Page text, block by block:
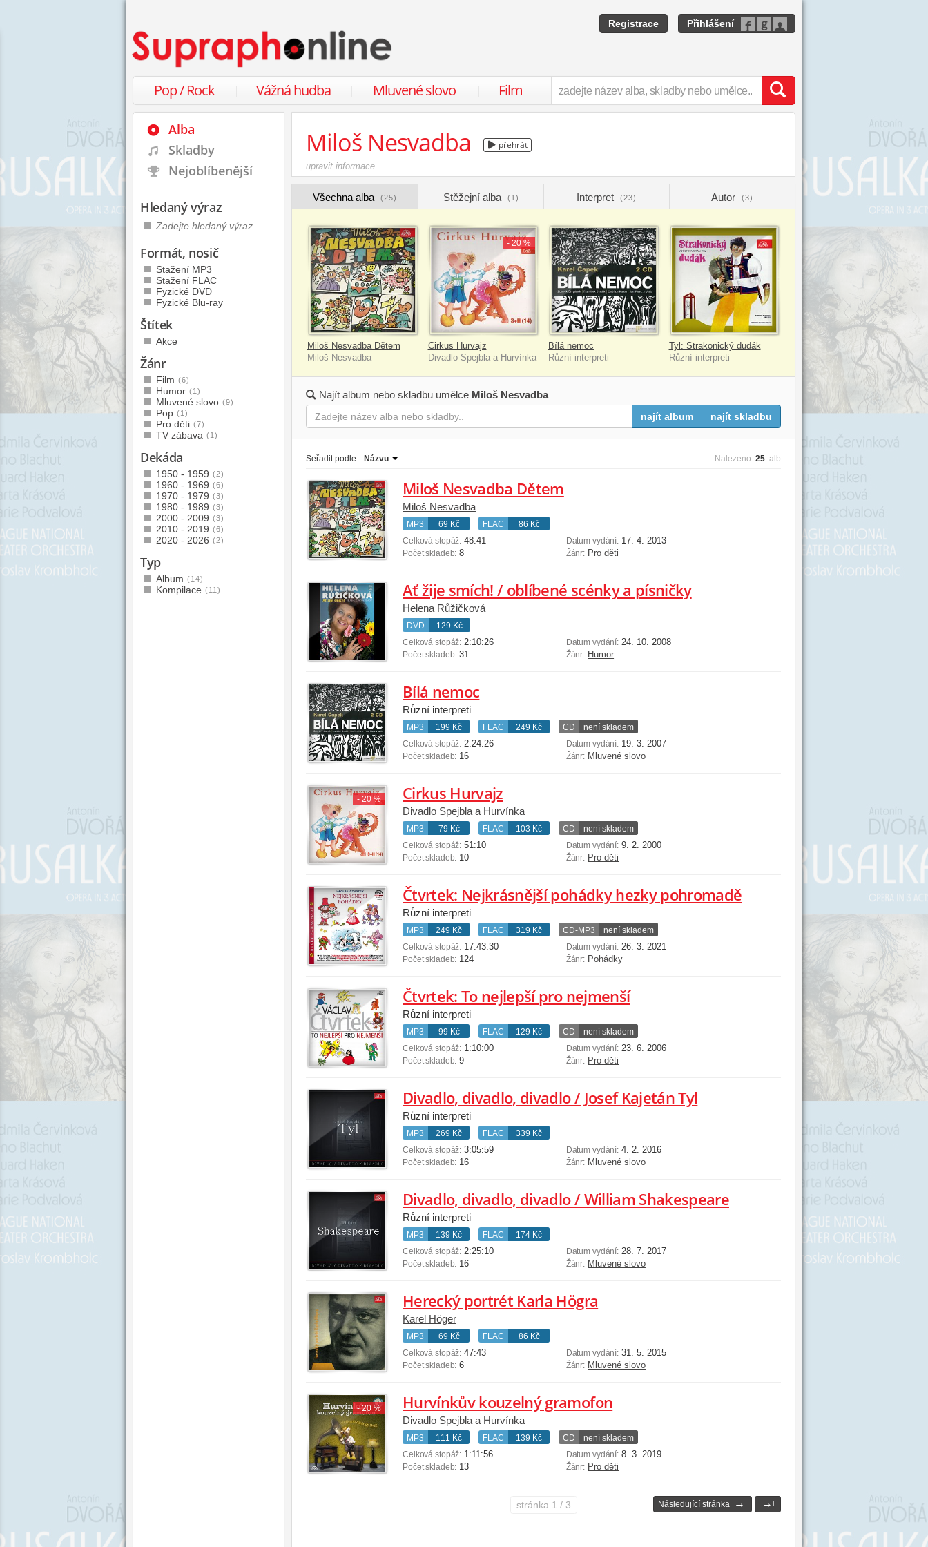
Registrace Přihlášení
Pop / Rock Vážná hudba Mluvené slovo Film
Miloš Nesvadba přehrát
upravit informace
Všechna alba (25) Stěžejní alba (1) Interpret (23) Autor (3)
Miloš Nesvadba Dětem
Miloš Nesvadba
- 20 %
Cirkus Hurvajz
Divadlo Spejbla a Hurvínka
Bílá nemoc
Různí interpreti
Tyl: Strakonický dudák
Různí interpreti
Najít album nebo skladbu umělce Miloš Nesvadba
najít album najít skladbu
Seřadit podle: Názvu Nalezeno 25 alb
Miloš Nesvadba Dětem
Miloš Nesvadba
MP3 69 Kč FLAC
86 Kč
Celková stopáž: 48:41
Počet skladeb: 8
Datum vydání: 17. 4. 2013
Žánr: Pro děti
Ať žije smích! / oblíbené scénky a písničky
Helena Růžičková
DVD
129 Kč
Celková stopáž: 2:10:26
Počet skladeb: 31
Datum vydání: 24. 10. 2008
Žánr: Humor
Bílá nemoc
Různí interpreti
MP3 199 Kč FLAC 249 Kč CD
není skladem
Celková stopáž: 2:24:26
Počet skladeb: 16
Datum vydání: 19. 3. 2007
Žánr: Mluvené slovo
- 20 % Cirkus Hurvajz
Divadlo Spejbla a Hurvínka
MP3 79 Kč FLAC 103 Kč CD
není skladem
Celková stopáž: 51:10
Počet skladeb: 10
Datum vydání: 9. 2. 2000
Žánr: Pro děti
Čtvrtek: Nejkrásnější pohádky hezky pohromadě
Různí interpreti
MP3 249 Kč FLAC 319 Kč CD-MP3
není skladem
Celková stopáž: 17:43:30
Počet skladeb: 124
Datum vydání: 26. 3. 2021
Žánr: Pohádky
Čtvrtek: To nejlepší pro nejmenší
Různí interpreti
MP3 99 Kč FLAC 129 Kč CD
není skladem
Celková stopáž: 1:10:00
Počet skladeb: 9
Datum vydání: 23. 6. 2006
Žánr: Pro děti
Divadlo, divadlo, divadlo / Josef Kajetán Tyl
Různí interpreti
MP3 269 Kč FLAC
339 Kč
Celková stopáž: 3:05:59
Počet skladeb: 16
Datum vydání: 4. 2. 2016
Žánr: Mluvené slovo
Divadlo, divadlo, divadlo / William Shakespeare
Různí interpreti
MP3 139 Kč FLAC
174 Kč
Celková stopáž: 2:25:10
Počet skladeb: 16
Datum vydání: 28. 7. 2017
Žánr: Mluvené slovo
Herecký portrét Karla Högra
Karel Höger
MP3 69 Kč FLAC
86 Kč
Celková stopáž: 47:43
Počet skladeb: 6
Datum vydání: 31. 5. 2015
Žánr: Mluvené slovo
- 20 % Hurvínkův kouzelný gramofon
Divadlo Spejbla a Hurvínka
MP3 111 Kč FLAC 139 Kč CD
není skladem
Celková stopáž: 1:11:56
Počet skladeb: 13
Datum vydání: 8. 3. 2019
Žánr: Pro děti
stránka 1 / 3 Následující stránka → →
Alba
Skladby
Nejoblíbenější
Hledaný výraz
Formát, nosič
Stažení MP3
Stažení FLAC
Fyzické DVD
Fyzické Blu-ray
Štítek
Akce
Žánr
Film (6)
Humor (1)
Mluvené slovo (9)
Pop (1)
Pro děti (7)
TV zábava (1)
Dekáda
1950 - 1959 (2)
1960 - 1969 (6)
1970 - 1979 (3)
1980 - 1989 (3)
2000 - 2009 (3)
2010 - 2019 (6)
2020 - 2026 (2)
Typ
Album (14)
Kompilace (11)